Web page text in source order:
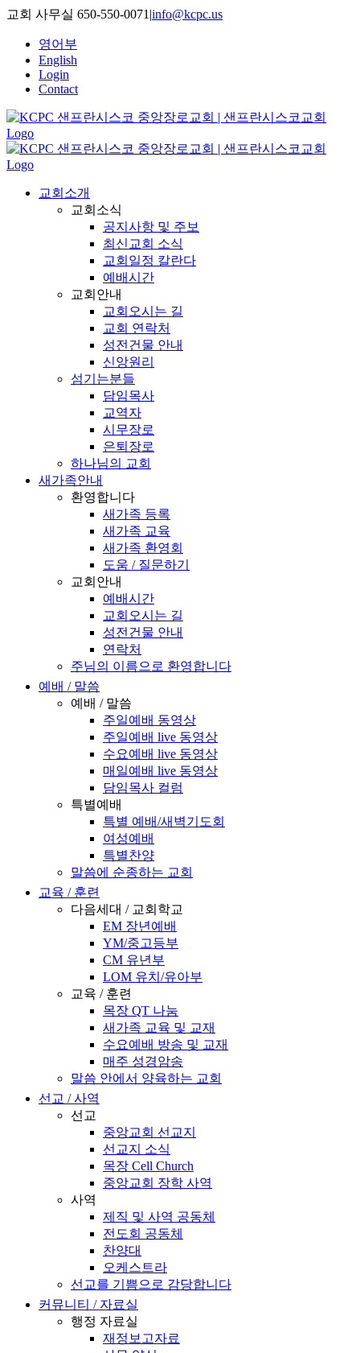
Skip
content
교회 사무실 650-550-0071 |info@kcpc.us
영어부
English
Login
Contact
교회소개
교회소식
공지사항 및 주보
최신교회 소식
교회일정 칼란다
예배시간
교회안내
교회오시는 길
교회 연락처
성전건물 안내
신앙원리
섬기는분들
담임목사
교역자
시무장로
은퇴장로
하나님의 교회
새가족안내
환영합니다
새가족 등록
새가족 교육
새가족 환영회
도움 / 질문하기
교회안내
예배시간
교회오시는 길
성전건물 안내
연락처
주님의 이름으로 환영합니다
예배 / 말씀
예배 / 말씀
주일예배 동영상
주일예배 live 동영상
수요예배 live 동영상
매일예배 live 동영상
담임목사 컬럼
특별예배
특별 예배/새벽기도회
여성예배
특별찬양
말씀에 순종하는 교회
교육 / 훈련
다음세대 / 교회학교
EM 장년예배
YM/중고등부
CM 유년부
LOM 유치/유아부
교육 / 훈련
목장 QT 나눔
새가족 교육 및 교재
수요예배 방송 및 교재
매주 성경암송
말씀 안에서 양육하는 교회
선교 / 사역
선교
중앙교회 선교지
선교지 소식
목장 Cell Church
중앙교회 장학 사역
사역
제직 및 사역 공동체
전도회 공동체
찬양대
오케스트라
선교를 기쁨으로 감당합니다
커뮤니티 / 자료실
행정 자료실
재정보고자료